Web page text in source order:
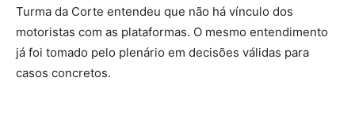
Turma da Corte entendeu que não há vínculo dos
motoristas com as plataformas. O mesmo entendimento
já foi tomado pelo plenário em decisões válidas para
casos concretos.